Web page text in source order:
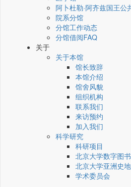
阿卜杜勒·阿齐兹国王
院系分馆
分馆工作动态
分馆借阅FAQ
关于
关于本馆
馆长致辞
本馆介绍
馆舍风貌
组织机构
联系我们
来访预约
加入我们
科学研究
科研项目
北京大学数字图
北京大学亚洲史
学术委员会